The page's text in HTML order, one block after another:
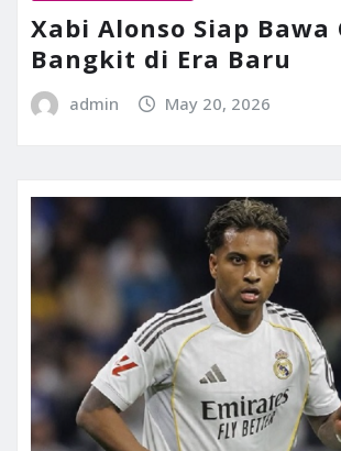
Xabi Alonso Siap Bawa
Bangkit di Era Baru
admin May 20, 2026